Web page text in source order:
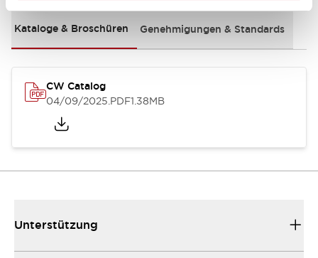
Kataloge & Broschüren Genehmigungen & Standards
CW Catalog
04/09/2025.PDF1.38MB
Unterstützung